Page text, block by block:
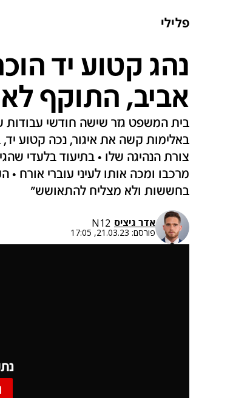
פלילי
נהג קטוע יד
אביב, התוקף
בית המשפט גזר שישה חודשי עבודות
באלימות קשה את איגור, נכה קטוע
מרכבו ומכה אותו לעיני עוברי אורח •
בחששות ולא מצליח להתאושש״
אדר גיציס N12
פורסם: 21.03.23, 17:05